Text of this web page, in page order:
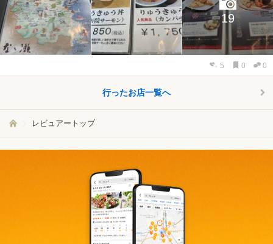
19
5 0 0
行ったお店一覧へ
レビュアートップ